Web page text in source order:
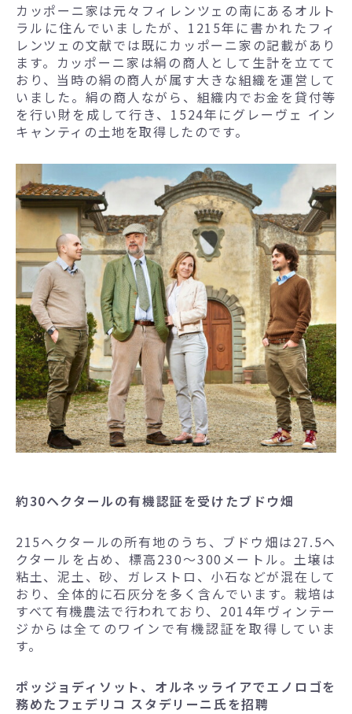
カッポーニ家は元々フィレンツェの南にあるオルト
ラルに住んでいましたが、1215年に書かれたフィ
レンツェの文献では既にカッポーニ家の記載があり
ます。カッポーニ家は絹の商人として生計を立てて
おり、当時の絹の商人が属す大きな組織を運営して
いました。絹の商人ながら、組織内でお金を貸付等
を行い財を成して行き、1524年にグレーヴェ イン
キャンティの土地を取得したのです。
約30ヘクタールの有機認証を受けたブドウ畑
215ヘクタールの所有地のうち、ブドウ畑は27.5ヘ
クタールを占め、標高230～300メートル。土壌は
粘土、泥土、砂、ガレストロ、小石などが混在して
おり、全体的に石灰分を多く含んでいます。栽培は
すべて有機農法で行われており、2014年ヴィンテー
ジからは全てのワインで有機認証を取得していま
す。
ポッジョディソット、オルネッライアでエノロゴを
務めたフェデリコ スタデリーニ氏を招聘